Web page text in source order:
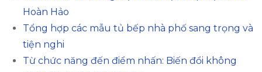
Hoàn Hảo
Tổng hợp các mẫu tủ bếp nhà phố sang trọng và
tiện nghi
Từ chức năng đến điểm nhấn: Biến đổi không